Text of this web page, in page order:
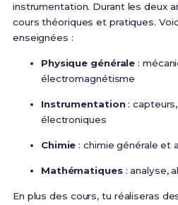
instrumentation. Durant les deux
cours théoriques et pratiques.
enseignées :
Physique générale :
électromagnétisme
Instrumentation:
électroniques
Chimie : chimie générale et
Mathématiques: analyse,
En plus des cours, tu réaliseras